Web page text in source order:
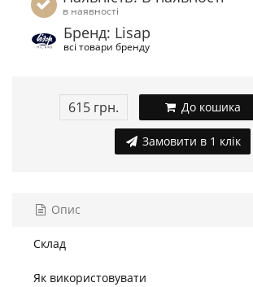
в наявності
Бренд: Lisap
всі товари бренду
615 грн. До кошика
Замовити в 1 клік
Опис
Склад
Як використовувати